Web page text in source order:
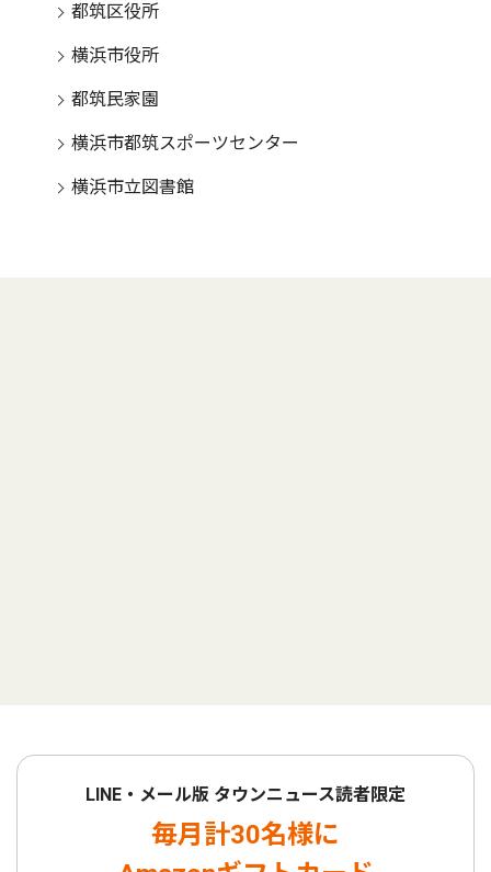
都筑区役所
横浜市役所
都筑民家園
横浜市都筑スポーツセンター
横浜市立図書館
LINE・メール版 タウンニュース読者限定
毎月計30名様に